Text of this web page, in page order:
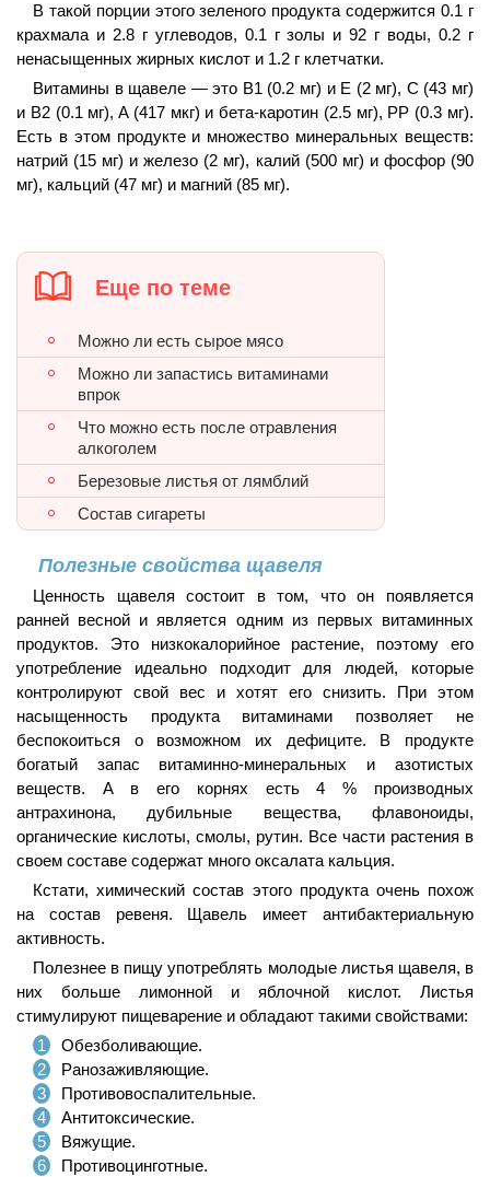
В такой порции этого зеленого продукта содержится 0.1 г
крахмала и 2.8 г углеводов, 0.1 г золы и 92 г воды, 0.2 г
ненасыщенных жирных кислот и 1.2 г клетчатки.
Витамины в щавеле — это В1 (0.2 мг) и E (2 мг), C (43 мг)
и B2 (0.1 мг), A (417 мкг) и бета-каротин (2.5 мг), PP (0.3 мг).
Есть в этом продукте и множество минеральных веществ:
натрий (15 мг) и железо (2 мг), калий (500 мг) и фосфор (90
мг), кальций (47 мг) и магний (85 мг).
Еще по теме
Можно ли есть сырое мясо
Можно ли запастись витаминами
впрок
Что можно есть после отравления
алкоголем
Березовые листья от лямблий
Состав сигареты
Полезные свойства щавеля
Ценность щавеля состоит в том, что он появляется
ранней весной и является одним из первых витаминных
продуктов. Это низкокалорийное растение, поэтому его
употребление идеально подходит для людей, которые
контролируют свой вес и хотят его снизить. При этом
насыщенность продукта витаминами позволяет не
беспокоиться о возможном их дефиците. В продукте
богатый запас витаминно-минеральных и азотистых
веществ. А в его корнях есть 4 % производных
антрахинона, дубильные вещества, флавоноиды,
органические кислоты, смолы, рутин. Все части растения в
своем составе содержат много оксалата кальция.
Кстати, химический состав этого продукта очень похож
на состав ревеня. Щавель имеет антибактериальную
активность.
Полезнее в пищу употреблять молодые листья щавеля, в
них больше лимонной и яблочной кислот. Листья
стимулируют пищеварение и обладают такими свойствами:
Обезболивающие.
Ранозаживляющие.
Противовоспалительные.
Антитоксические.
Вяжущие.
Противоцинготные.